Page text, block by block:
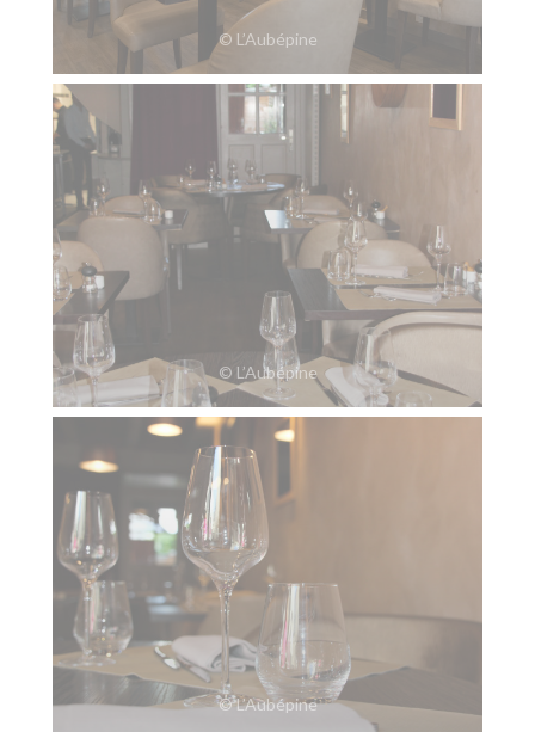
© L’Aubépine
© L’Aubépine
© L’Aubépine